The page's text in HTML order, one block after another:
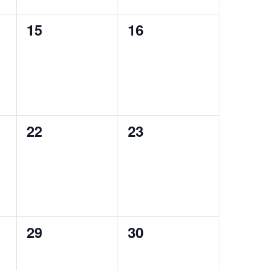
0
15
0
16
0
22
0
23
0
29
0
30